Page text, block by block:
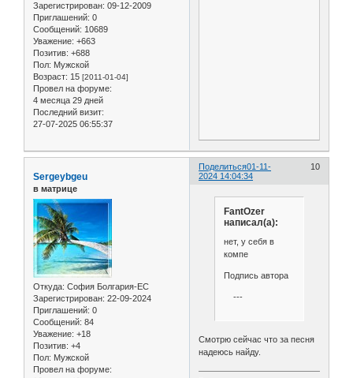
Зарегистрирован: 09-12-2009
Приглашений: 0
Сообщений: 10689
Уважение: +663
Позитив: +688
Пол: Мужской
Возраст: 15 [2011-01-04]
Провел на форуме:
4 месяца 29 дней
Последний визит:
27-07-2025 06:55:37
Поделиться 10
01-11-
2024 14:04:34
Sergeybgeu
в матрице
Откуда: София Болгария-ЕС
Зарегистрирован: 22-09-2024
Приглашений: 0
Сообщений: 84
Уважение: +18
Позитив: +4
Пол: Мужской
Провел на форуме:
FantOzer
написал(а):
нет, у себя в
компе
Подпись автора
---
Смотрю сейчас что за песня
надеюсь найду.